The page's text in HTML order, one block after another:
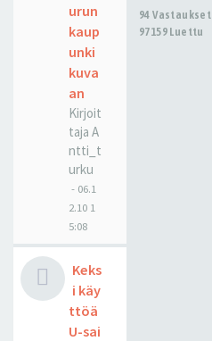
urun
kaup
unki
kuva
an
Kirjoit
taja A
ntti_t
urku
- 06.1
2.10 1
5:08
94 Vastaukset
97159 Luettu
Keks
i käy
ttöä
U-sai